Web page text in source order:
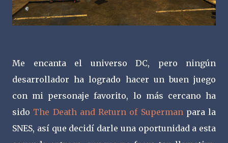
Me encanta el universo DC, pero ningún
desarrollador ha logrado hacer un buen juego
con mi personaje favorito, lo más cercano ha
sido The Death and Return of Supermanpara la
SNES, así que decidí darle una oportunidad a esta